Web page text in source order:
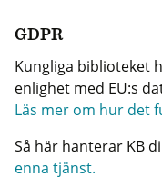
GDPR
Kungliga biblioteket
enlighet med EU:s
Läs mer om hur det
Så här hanterar KB
enna tjänst.